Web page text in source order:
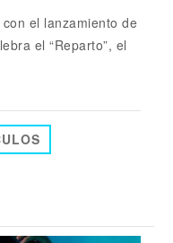
el lanzamiento de
el “Reparto”, el